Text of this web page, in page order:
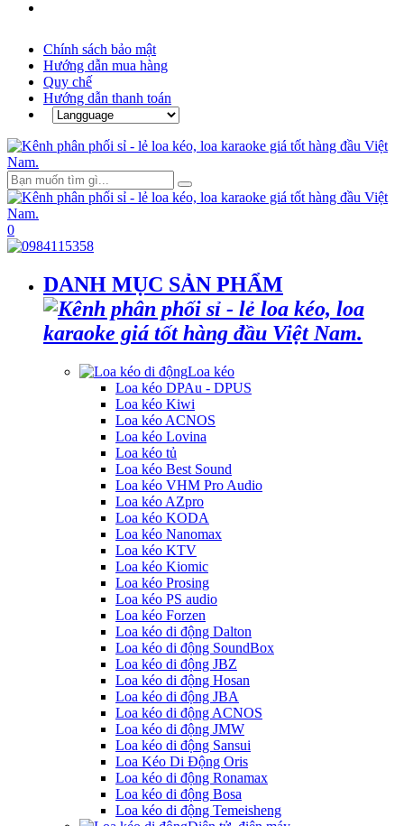
Chính sách bảo mật
Hướng dẫn mua hàng
Quy chế
Hướng dẫn thanh toán
0
DANH MỤC SẢN PHẨM
Loa kéo
Loa kéo DPAu - DPUS
Loa kéo Kiwi
Loa kéo ACNOS
Loa kéo Lovina
Loa kéo tủ
Loa kéo Best Sound
Loa kéo VHM Pro Audio
Loa kéo AZpro
Loa kéo KODA
Loa kéo Nanomax
Loa kéo KTV
Loa kéo Kiomic
Loa kéo Prosing
Loa kéo PS audio
Loa kéo Forzen
Loa kéo di động Dalton
Loa kéo di động SoundBox
Loa kéo di động JBZ
Loa kéo di động Hosan
Loa kéo di động JBA
Loa kéo di động ACNOS
Loa kéo di động JMW
Loa kéo di động Sansui
Loa Kéo Di Động Oris
Loa kéo di động Ronamax
Loa kéo di động Bosa
Loa kéo di động Temeisheng